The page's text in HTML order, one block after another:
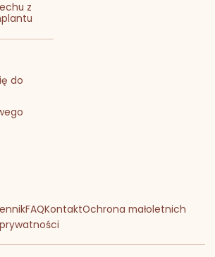
z
do
FAQKontaktOchrona małoletnich